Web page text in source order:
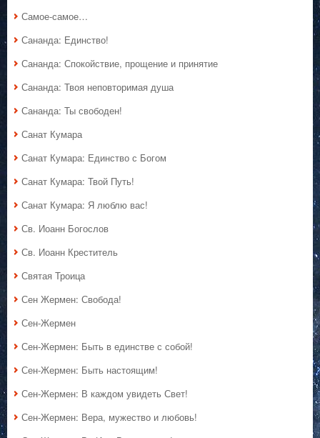
Самое-самое…
Сананда: Единство!
Сананда: Спокойствие, прощение и принятие
Сананда: Твоя неповторимая душа
Сананда: Ты свободен!
Санат Кумара
Санат Кумара: Единство с Богом
Санат Кумара: Твой Путь!
Санат Кумара: Я люблю вас!
Св. Иоанн Богослов
Св. Иоанн Креститель
Святая Троица
Сен Жермен: Свобода!
Сен-Жермен
Сен-Жермен: Быть в единстве с собой!
Сен-Жермен: Быть настоящим!
Сен-Жермен: В каждом увидеть Свет!
Сен-Жермен: Вера, мужество и любовь!